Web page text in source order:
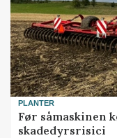
PLANTER
Før såmaskinen
skadedyrsrisici